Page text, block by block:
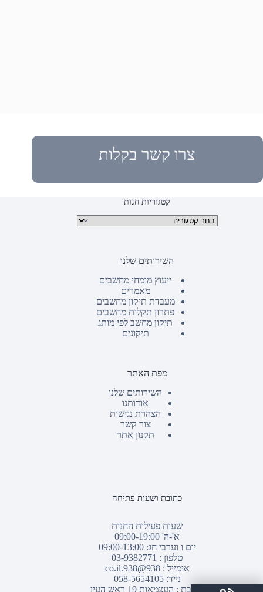
צרו קשר בקלות
קטגוריות חנות
קטגוריות מוצרים
השירותים שלנו
ייעוץ מומחי מחשבים
מאמרים
מעבדת תיקון מחשבים
פתרון תקלות מחשבים
תיקון מחשב לפי מותג
תיקונים
מפת האתר
השירותים שלנו
אודותנו
הצהרת נגישות
צור קשר
תקנון אתר
כתובת ושעות פתיחה
שעות פעילות החנות
א'-ה' 09:00-19:00
יום ו וערבי חג: 09:00-13:00
טלפון : 03-9382771
אימייל :938@938.co.il
נייד: 058-5654105
כתובת : העצמאות 19 ראש העין